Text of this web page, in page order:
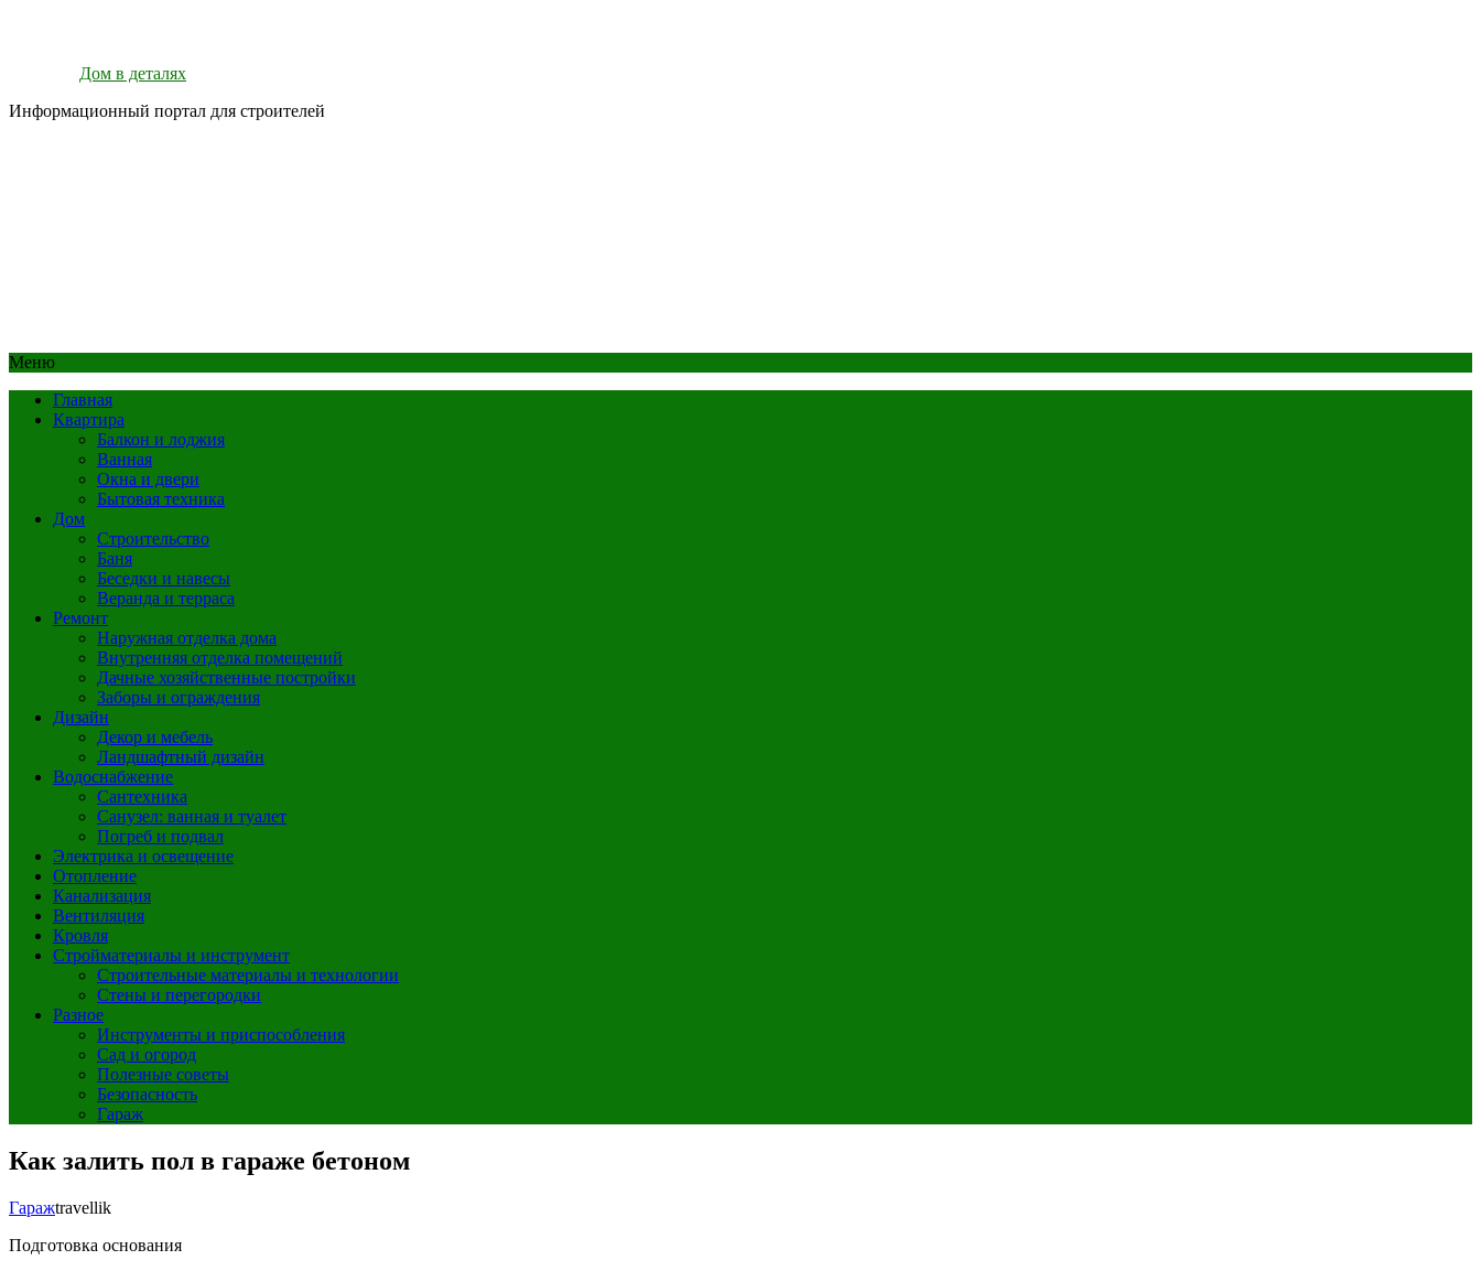
Дом в деталях
Информационный портал для строителей
Меню
Главная
Квартира
Балкон и лоджия
Ванная
Окна и двери
Бытовая техника
Дом
Строительство
Баня
Беседки и навесы
Веранда и терраса
Ремонт
Наружная отделка дома
Внутренняя отделка помещений
Дачные хозяйственные постройки
Заборы и ограждения
Дизайн
Декор и мебель
Ландшафтный дизайн
Водоснабжение
Сантехника
Санузел: ванная и туалет
Погреб и подвал
Электрика и освещение
Отопление
Канализация
Вентиляция
Кровля
Стройматериалы и инструмент
Строительные материалы и технологии
Стены и перегородки
Разное
Инструменты и приспособления
Сад и огород
Полезные советы
Безопасность
Гараж
Как залить пол в гараже бетоном
Гаражtravellik
Подготовка основания